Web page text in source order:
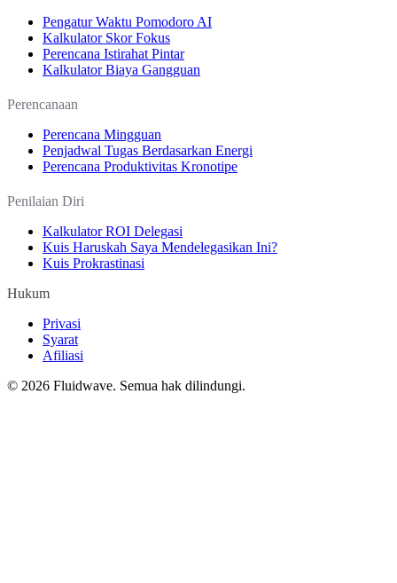
Pengatur Waktu Pomodoro AI
Kalkulator Skor Fokus
Perencana Istirahat Pintar
Kalkulator Biaya Gangguan
Perencanaan
Perencana Mingguan
Penjadwal Tugas Berdasarkan Energi
Perencana Produktivitas Kronotipe
Penilaian Diri
Kalkulator ROI Delegasi
Kuis Haruskah Saya Mendelegasikan Ini?
Kuis Prokrastinasi
Hukum
Privasi
Syarat
Afiliasi
© 2026 Fluidwave. Semua hak dilindungi.